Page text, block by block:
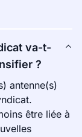
va-t-
?
antenne(s)
être liée à